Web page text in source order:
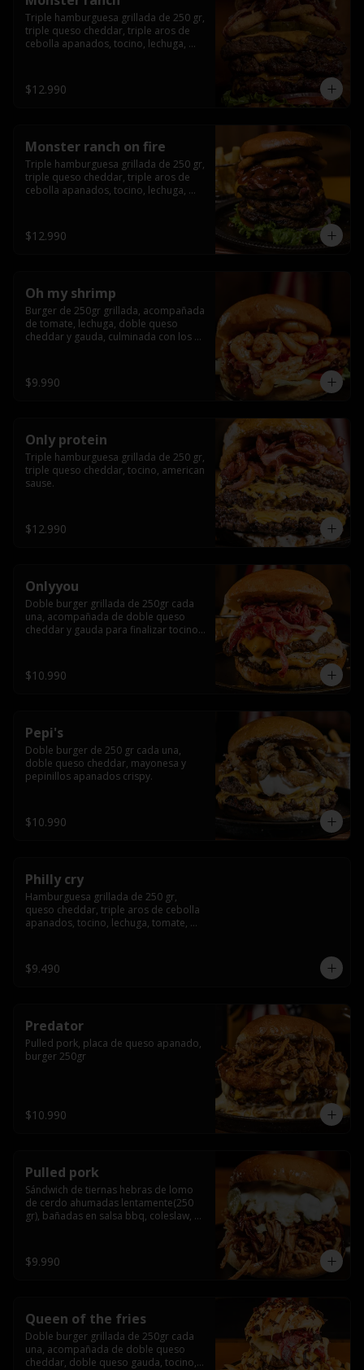
Triple hamburguesa grillada de 250 gr,
triple queso cheddar, triple aros de
cebolla apanados, tocino, lechuga,
$12.990
Monster ranch on fire
Triple hamburguesa grillada de 250 gr,
triple queso cheddar, triple aros de
cebolla apanados, tocino, lechuga,
jalapeños de texas.
$12.990
Oh my shrimp
Burger de 250gr grillada, acompañada
de tomate, lechuga, doble queso
cheddar y gauda, culminada con los
$9.990
Only protein
Triple hamburguesa grillada de 250 gr,
triple queso cheddar, tocino, american
sause.
$12.990
Onlyyou
Doble burger grillada de 250gr cada
una, acompañada de doble queso
cheddar y gauda para finalizar tocino
$10.990
Pepi's
Doble burger de 250 gr cada una,
doble queso cheddar, mayonesa y
pepinillos apanados crispy.
$10.990
Philly cry
Hamburguesa grillada de 250 gr,
queso cheddar, triple aros de cebolla
apanados, tocino, lechuga, tomate,
$9.490
Predator
Pulled pork, placa de queso apanado,
burger 250gr
$10.990
Pulled pork
Sándwich de tiernas hebras de lomo
de cerdo ahumadas lentamente(250
gr), bañadas en salsa bbq, coleslaw,
$9.990
Queen of the fries
Doble burger grillada de 250gr cada
una, acompañada de doble queso
cheddar, doble queso gauda, tocino,